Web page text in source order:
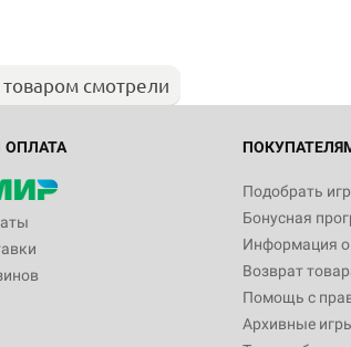
смотрели
ОПЛАТА
Подобрать
Бонусная
Информация о
Возврат
Помощь с
Архивные